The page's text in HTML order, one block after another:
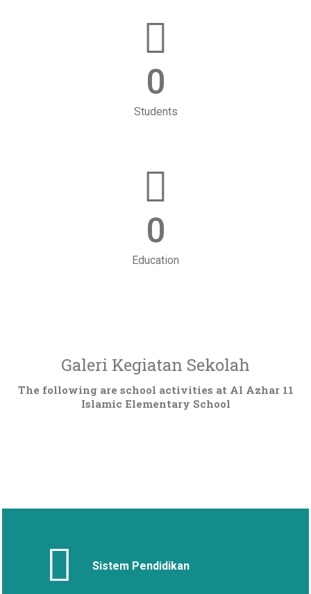
0
Students
0
Education
Galeri Kegiatan Sekolah
The following are school activities at Al Azhar 11
Islamic Elementary School
Sistem Pendidikan